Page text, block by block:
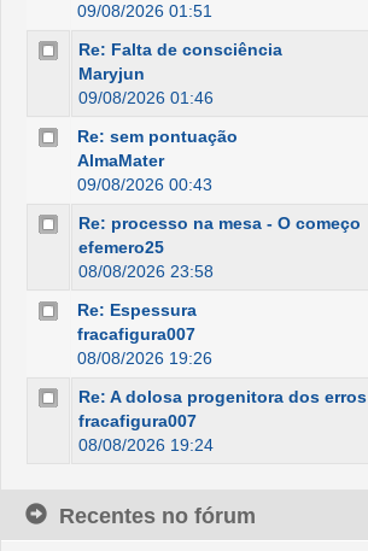
09/08/2026 01:51
Re: Falta de consciência
Maryjun
09/08/2026 01:46
Re: sem pontuação
AlmaMater
09/08/2026 00:43
Re: processo na mesa - O começo
efemero25
08/08/2026 23:58
Re: Espessura
fracafigura007
08/08/2026 19:26
Re: A dolosa progenitora dos erros
fracafigura007
08/08/2026 19:24
Recentes no fórum